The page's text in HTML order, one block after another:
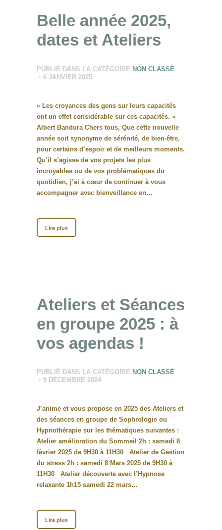
Belle année 2025,
dates et Ateliers
PUBLIÉ DANS LA CATÉGORIE NON CLASSÉ
6 JANVIER 2025
« Les croyances des gens sur leurs capacités
ont un effet considérable sur ces capacités. »
Albert Bandura Chers tous, Que cette nouvelle
année soit synonyme de sérénité, de bien-être,
pour certains d’espoir et de meilleurs moments.
Qu’il s’agisse de vos projets les plus
incroyables ou de vos problématiques du
quotidien, j’ai à cœur de continuer à vous
accompagner avec bienveillance en…
Lire plus
Ateliers et Séances
en groupe 2025 : à
vos agendas !
PUBLIÉ DANS LA CATÉGORIE NON CLASSÉ
9 DÉCEMBRE 2024
J’anime et vous propose en 2025 des Ateliers et
des séances en groupe de Sophrologie ou
Hypnothérapie sur les thématiques suivantes :
Atelier amélioration du Sommeil 2h : samedi 8
février 2025 de 9H30 à 11H30 Atelier de Gestion
du stress 2h : samedi 8 Mars 2025 de 9H30 à
11H30 Atelier découverte avec l’Hypnose
relaxante 1h15 samedi 22 mars…
Lire plus